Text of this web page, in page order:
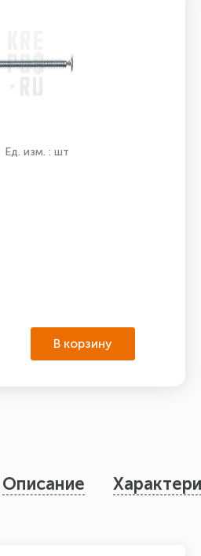
Ед. изм. : шт
В корзину
Описание